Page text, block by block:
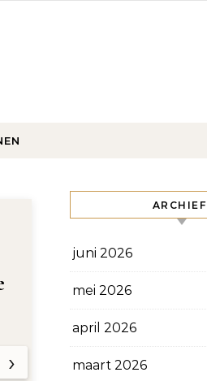
›
ARCHIEF
juni 2026
mei 2026
april 2026
maart 2026